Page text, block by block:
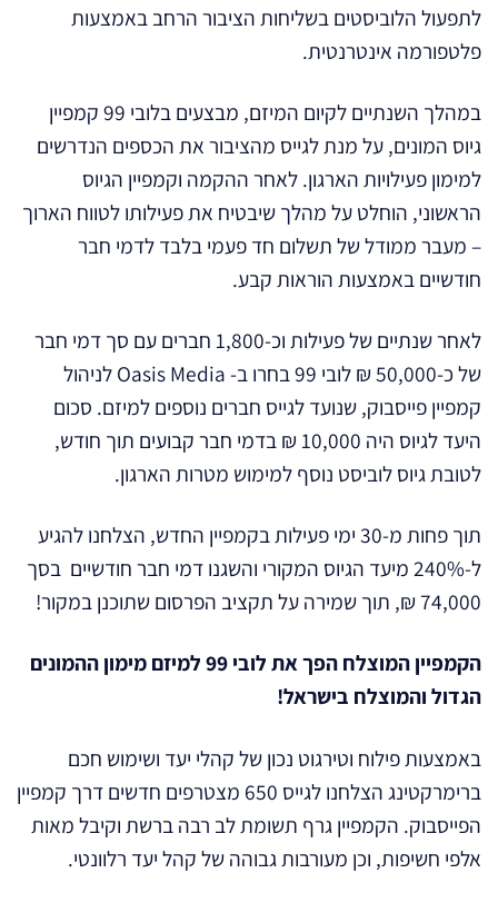
לתפעול הלוביסטים בשליחות הציבור הרחב באמצעות
פלטפורמה אינטרנטית.
במהלך השנתיים לקיום המיזם, מבצעים בלובי 99 קמפיין
גיוס המונים, על מנת לגייס מהציבור את הכספים הנדרשים
למימון פעילויות הארגון. לאחר ההקמה וקמפיין הגיוס
הראשוני, הוחלט על מהלך שיבטיח את פעילותו לטווח הארוך
– מעבר ממודל של תשלום חד פעמי בלבד לדמי חבר
חודשיים באמצעות הוראות קבע.
לאחר שנתיים של פעילות וכ-1,800 חברים עם סך דמי חבר
של כ-50,000 ₪ לובי 99 בחרו ב- Oasis Media לניהול
קמפיין פייסבוק, שנועד לגייס חברים נוספים למיזם. סכום
היעד לגיוס היה 10,000 ₪ בדמי חבר קבועים תוך חודש,
לטובת גיוס לוביסט נוסף למימוש מטרות הארגון.
תוך פחות מ-30 ימי פעילות בקמפיין החדש, הצלחנו להגיע
ל-240% מיעד הגיוס המקורי והשגנו דמי חבר חודשיים בסך
74,000 ₪, תוך שמירה על תקציב הפרסום שתוכנן במקור!
הקמפיין המוצלח הפך את לובי 99 למיזם מימון ההמונים
הגדול והמוצלח בישראל!
באמצעות פילוח וטירגוט נכון של קהלי יעד ושימוש חכם
ברימרקטינג הצלחנו לגייס 650 מצטרפים חדשים דרך קמפיין
הפייסבוק. הקמפיין גרף תשומת לב רבה ברשת וקיבל מאות
אלפי חשיפות, וכן מעורבות גבוהה של קהל יעד רלוונטי.